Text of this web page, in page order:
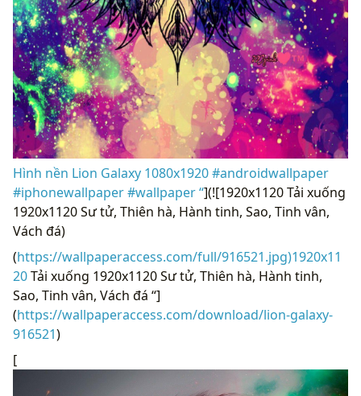
Hình nền Lion Galaxy 1080x1920 #androidwallpaper
#iphonewallpaper #wallpaper “](![1920x1120 Tải xuống
1920x1120 Sư tử, Thiên hà, Hành tinh, Sao, Tinh vân,
Vách đá)
(https://wallpaperaccess.com/full/916521.jpg)1920x11
20Tải xuống 1920x1120 Sư tử, Thiên hà, Hành tinh,
Sao, Tinh vân, Vách đá “]
(https://wallpaperaccess.com/download/lion-galaxy-
916521)
[